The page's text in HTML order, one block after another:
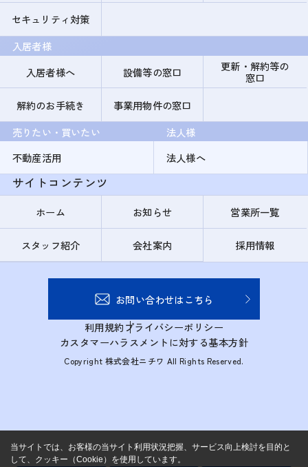
セキュリティ対策
入居者様
入居者様へ
設備等の窓口
更新・解約等の
窓口
解約のお手続き
事業用物件の窓口
売りたい・買いたい
不動産活用
法人様
法人様へ
サイトコンテンツ
ホーム お知らせ 営業所一覧
スタッフ紹介 会社案内 採用情報
お問い合わせはこちら
利用規約プライバシーポリシー
カスタマーハラスメントに対する基本方針
Copyright 株式会社ニチワ All Rights Reserved.
当サイトでは、お客様の当サイト利用状況把握、サービス向上検討を目的と
して、クッキー（Cookie）を使用しています。